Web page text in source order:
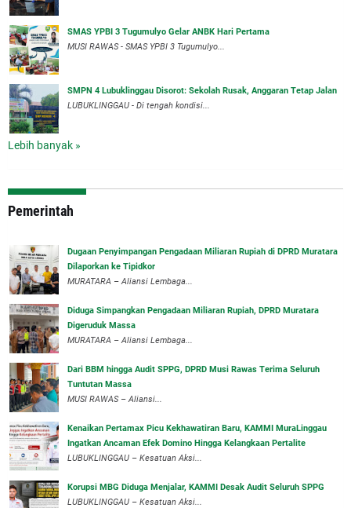
SMAS YPBI 3 Tugumulyo Gelar ANBK Hari Pertama
MUSI RAWAS - SMAS YPBI 3 Tugumulyo...
SMPN 4 Lubuklinggau Disorot: Sekolah Rusak, Anggaran Tetap Jalan
LUBUKLINGGAU - Di tengah kondisi...
Lebih banyak »
Pemerintah
‎Dugaan Penyimpangan Pengadaan Miliaran Rupiah di DPRD Muratara
Dilaporkan ke Tipidkor
‎MURATARA – Aliansi Lembaga...
Diduga Simpangkan Pengadaan Miliaran Rupiah, DPRD Muratara
Digeruduk Massa
‎MURATARA – Aliansi Lembaga...
Dari BBM hingga Audit SPPG, DPRD Musi Rawas Terima Seluruh
Tuntutan Massa
MUSI RAWAS – Aliansi...
‎Kenaikan Pertamax Picu Kekhawatiran Baru, KAMMI MuraLinggau
Ingatkan Ancaman Efek Domino Hingga Kelangkaan Pertalite
‎LUBUKLINGGAU – Kesatuan Aksi...
Korupsi MBG Diduga Menjalar, KAMMI Desak Audit Seluruh SPPG
‎LUBUKLINGGAU – Kesatuan Aksi...